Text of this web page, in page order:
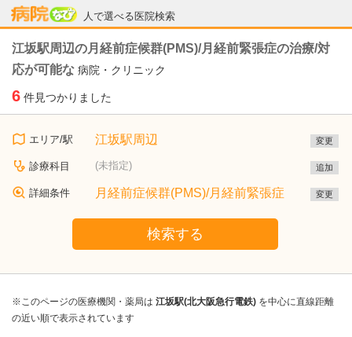
人で選べる医院検索
病院なび
江坂駅周辺の月経前症候群(PMS)/月経前緊張症の治療/対
応が可能な 病院・クリニック
6 件見つかりました
エリア/駅 江坂駅周辺 変更
診療科目 (未指定) 追加
詳細条件 月経前症候群(PMS)/月経前緊張症 変更
検索する
※このページの医療機関・薬局は 江坂駅(北大阪急行電鉄) を中心に直線距離
の近い順で表示されています